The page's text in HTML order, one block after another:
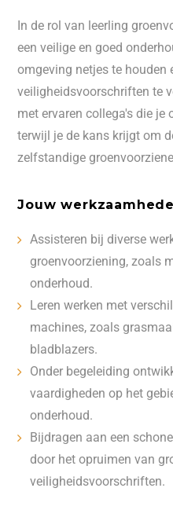
In de rol van leerling
een veilige en goed
omgeving netjes te houden
veiligheidsvoorschriften te
met ervaren collega's die je
terwijl je de kans krijgt om
zelfstandige
Jouw
Assisteren bij diverse
groenvoorziening, zoals
onderhoud.
Leren werken met
machines, zoals
bladblazers.
Onder begeleiding
vaardigheden op het
onderhoud.
Bijdragen aan een
door het opruimen van
veiligheidsvoorschriften.